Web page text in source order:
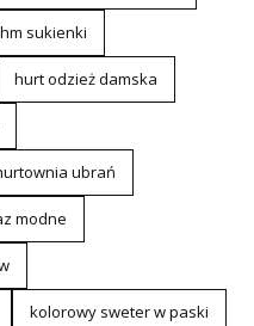
hm sukienki
hurt odzież damska
ubrań
modne
kolorowy sweter w paski